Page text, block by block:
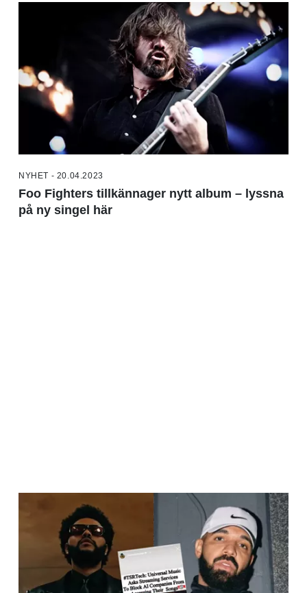
NYHET - 20.04.2023
Foo Fighters tillkännager nytt album – lyssna
på ny singel här